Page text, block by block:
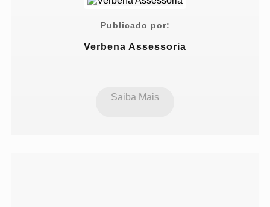
Publicado por:
Verbena Assessoria
Saiba Mais